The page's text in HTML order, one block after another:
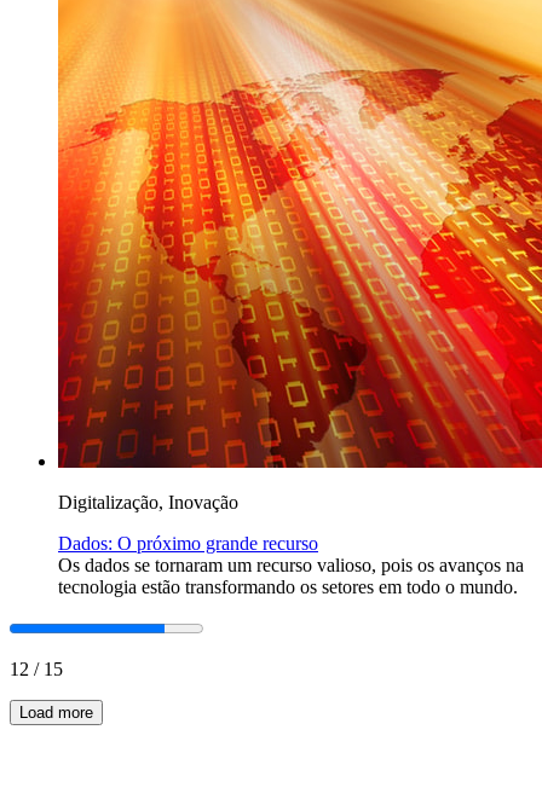
Digitalização, Inovação
Dados: O próximo grande recurso
Os dados se tornaram um recurso valioso, pois os avanços na
tecnologia estão transformando os setores em todo o mundo.
12 / 15
Load more